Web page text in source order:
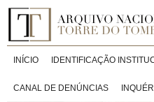
INÍCIO IDENTIFICAÇÃO
CANAL DE DENÚNCIAS